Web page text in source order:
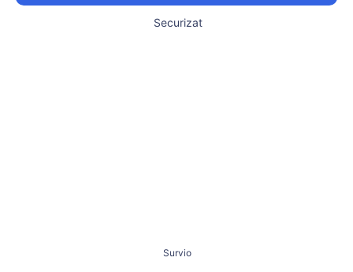
Securizat
Survio